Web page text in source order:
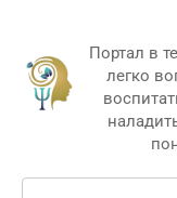
контенту
Портал в
легко
Поиск: